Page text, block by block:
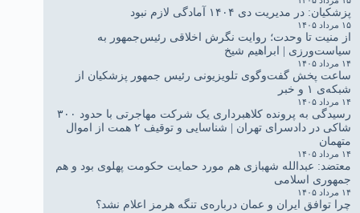
پزشکیان: در مدیریت دی ۱۴۰۴ آمادگی لازم نبود
۱۵ مرداد ۱۴۰۵
از منیت تا وحدت؛ روایت نگرش اخلاقی رئیس‌جمهور به
سیاست‌ورزی | ابراهیم شیخ
۱۴ مرداد ۱۴۰۵
ساعت پخش گفت‌وگوی تلویزیونی رئیس جمهور پزشکیان از
شبکه‌ی ۱ و خبر
۱۴ مرداد ۱۴۰۵
رسیدگی به پرونده کلاهبرداری یک شرکت مهاجرتی با حدود ۳۰۰
شاکی در دادسرای تهران | شناسایی و توقیف ۲ همت از اموال
متهمان
۱۴ مرداد ۱۴۰۵
معتضد: عبدالله شهبازی هم مورد حمایت حکومت پهلوی بود و هم
جمهوری اسلامی
۱۴ مرداد ۱۴۰۵
چرا توافق ایران و عمان درباره‌ی تنگه هرمز اعلام نشد؟